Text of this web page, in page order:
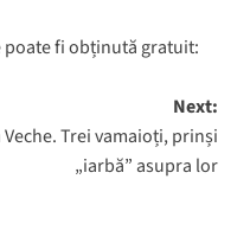
fi obținută gratuit:
Next:
Trei vamaioți, prinși
„iarbă” asupra lor